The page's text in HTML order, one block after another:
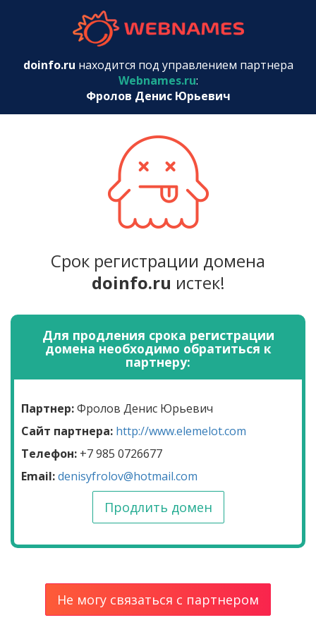
doinfo.ru находится под управлением партнера
Webnames.ru:
Фролов Денис Юрьевич
Срок регистрации домена
doinfo.ru истек!
Для продления срока регистрации
домена необходимо обратиться к
партнеру:
Партнер:Фролов Денис Юрьевич
Сайт партнера: http://www.elemelot.com
Телефон: +7 985 0726677
Email:denisyfrolov@hotmail.com
Продлить домен
Не могу связаться с партнером